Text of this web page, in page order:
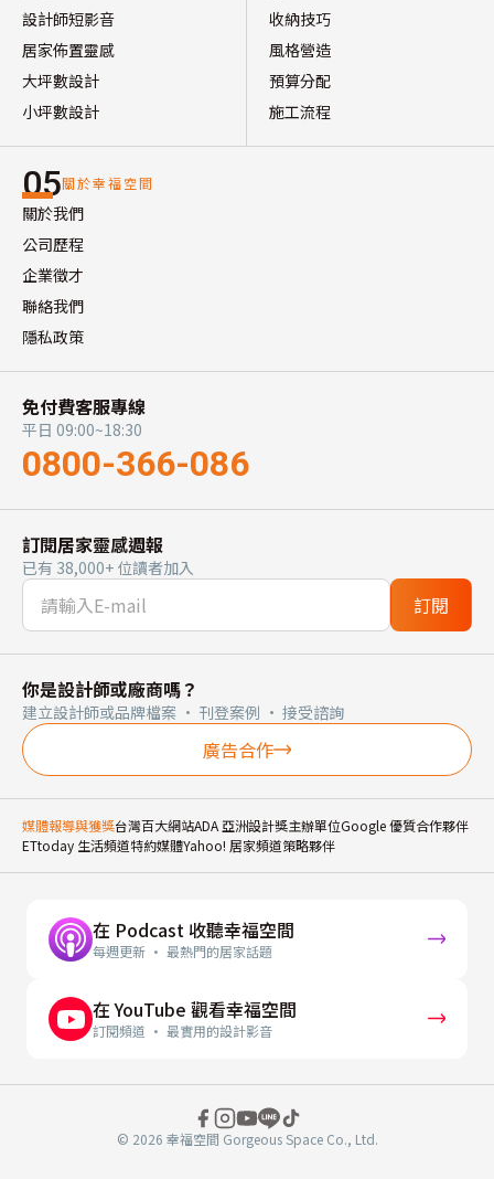
設計師短影音
居家佈置靈感
大坪數設計
小坪數設計
收納技巧
風格營造
預算分配
施工流程
05關於幸福空間
關於我們
公司歷程
企業徵才
聯絡我們
隱私政策
免付費客服專線
平日 09:00~18:30
0800-366-086
訂閱居家靈感週報
已有 38,000+ 位讀者加入
訂閱
你是設計師或廠商嗎？
建立設計師或品牌檔案 · 刊登案例 · 接受諮詢
廣告合作
媒體報導與獲獎台灣百大網站ADA 亞洲設計獎主辦單位Google 優質合作夥伴
ETtoday 生活頻道特約媒體Yahoo! 居家頻道策略夥伴
在 Podcast 收聽幸福空間
每週更新 · 最熱門的居家話題
在 YouTube 觀看幸福空間
訂閱頻道 · 最實用的設計影音
© 2026 幸福空間 Gorgeous Space Co., Ltd.